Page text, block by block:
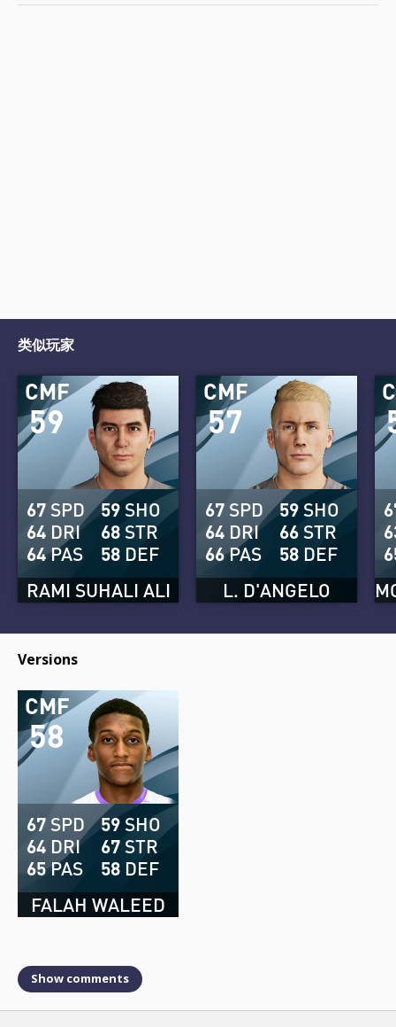
类似玩家
59
CMF
RAMI SUHALI ALI
67 SPD
64 DRI
64PAS
59 SHO
68 STR
58 DEF
57
CMF
L. D'ANGELO
67 SPD
64 DRI
66PAS
59 SHO
66 STR
58 DEF
Versions
58
CMF
FALAH WALEED
67 SPD
64 DRI
65PAS
59 SHO
67 STR
58 DEF
Show comments